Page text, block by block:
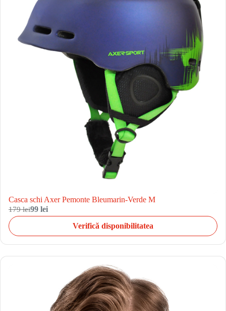
Casca schi Axer Pemonte Bleumarin-Verde M
179 lei99 lei
Verifică disponibilitatea